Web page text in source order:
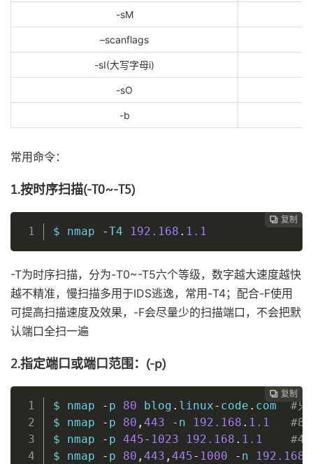
-sM
–scanflags
-sI(大写字母i)
-sO
-b
常用命令：
1.按时序扫描(-T0~-T5)
 复制
 复制
 复制
 复制
 复制
 复制
 复制
 复制
 复制
 复制
 复制
 复制
 复制
 复制
 复制
 复制
 复制
 复制
 复制
 复制
 复制
 复制
 复制
 复制
 复制
 复制
 复制
 复制
 复制
 复制
 复制
 复制
 复制
 复制
 复制
$ nmap -T4 192.168 . 1.1
-T为时序扫描，分为-T0~-T5六个等级，数字越大速度越快
越不精准，慢扫描多用于IDS逃逸，常用-T4；配合-F使用
可提高扫描速度及效果，-F会尽量少的扫描端口，不会把默
认端口全扫一遍
2.指定端口或端口范围：(-p)
 复制
 复制
 复制
 复制
 复制
 复制
 复制
 复制
 复制
 复制
 复制
 复制
 复制
 复制
 复制
 复制
 复制
 复制
 复制
 复制
 复制
 复制
 复制
 复制
 复制
 复制
 复制
 复制
 复制
 复制
 复制
 复制
 复制
 复制
$ nmap - p 80 blog . linux- code . com #只
$ nmap
- p 80 , 443 - n 192.168 . 1.1
$ nmap
- p 445- 1023 192.168 . 1.1
$ nmap
- p 80 , 443 , 445- 1000 - n 192.168